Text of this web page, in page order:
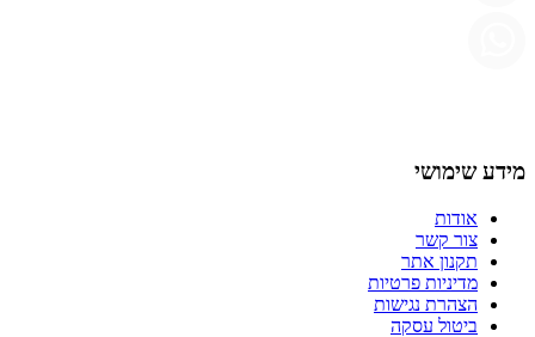
מידע שימושי
אודות
צור קשר
תקנון אתר
מדיניות פרטיות
הצהרת נגישות
ביטול עסקה